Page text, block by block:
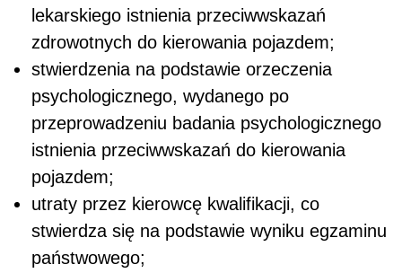
lekarskiego istnienia przeciwwskazań
zdrowotnych do kierowania pojazdem;
stwierdzenia na podstawie orzeczenia
psychologicznego, wydanego po
przeprowadzeniu badania psychologicznego
istnienia przeciwwskazań do kierowania
pojazdem;
utraty przez kierowcę kwalifikacji, co
stwierdza się na podstawie wyniku egzaminu
państwowego;